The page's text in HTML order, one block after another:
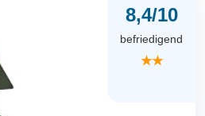
8,4/10
befriedigend
★★